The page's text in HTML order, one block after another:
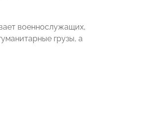
военнослужащих,
грузы, а